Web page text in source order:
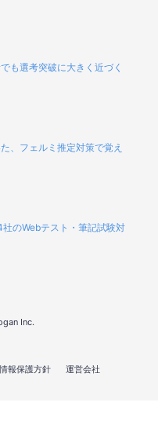
も選考突破に大きく近づく
、フェルミ推定対策で覚え
社のWebテスト・筆記試験対
Inc.
報保護方針 運営会社